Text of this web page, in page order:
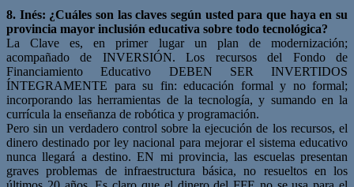
8. Inés: ¿Cuáles son las claves según usted para que haya en su
provincia mayor inclusión educativa sobre todo tecnológica?
La Clave es, en primer lugar un plan de modernización;
acompañado de INVERSIÓN. Los recursos del Fondo de
Financiamiento Educativo DEBEN SER INVERTIDOS
ÍNTEGRAMENTE para su fin: educación formal y no formal;
incorporando las herramientas de la tecnología, y sumando en la
currícula la enseñanza de robótica y programación.
Pero sin un verdadero control sobre la ejecución de los recursos, el
dinero destinado por ley nacional para mejorar el sistema educativo
nunca llegará a destino. EN mi provincia, las escuelas presentan
graves problemas de infraestructura básica, no resueltos en los